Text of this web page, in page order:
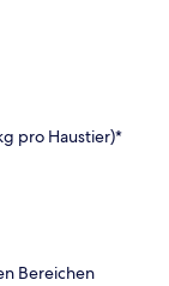
pro Haustier)*
Bereichen